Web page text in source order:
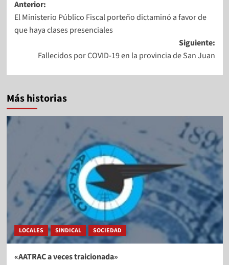
Anterior:
El Ministerio Público Fiscal porteño dictaminó a favor de
que haya clases presenciales
Siguiente:
Fallecidos por COVID-19 en la provincia de San Juan
Más historias
LOCALES SINDICAL SOCIEDAD
«AATRAC a veces traicionada»